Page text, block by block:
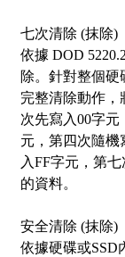
七次清除 (抹除)
依據 DOD
除。針對整個
完整清除動作，
次先寫入00字
元，第四次隨機
入FF字元，第
的資料。
安全清除 (抹除)
依據硬碟或SSD